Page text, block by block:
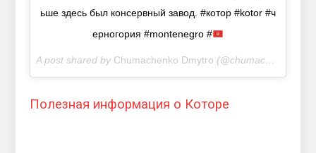
ьше здесь был консервный завод. #котор #kotor #ч
ерногория #montenegro #
A post shared by Chumachenko Dmytro (@chumachenko_dmytro) on
Полезная информация о Которе